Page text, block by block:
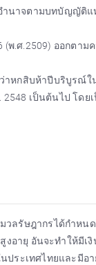
าจตามบทบัญญัติแ
พ.ศ.2509) ออกตาม
าหกสิบห้าปีบริบูรณ์
เป็นต้นไป โด
วลรัษฎากรได้กำห
อายุ อันจะทำให้มี
ประเทศไทยและมี